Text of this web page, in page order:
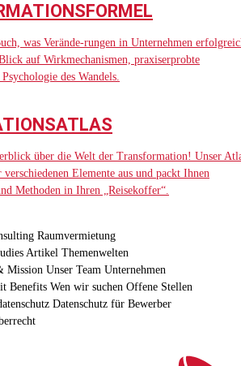
was Verände-rungen in Unternehmen
auf Wirkmechanismen, praxiserprobte
des Wandels.
über die Welt der Transformation! Unser
Elemente aus und packt Ihnen
Methoden in Ihren „Reisekoffer“.
Raumvermietung
Artikel Themenwelten
Mission Unser Team Unternehmen
Benefits Wen wir suchen Offene Stellen
Datenschutz für Bewerber